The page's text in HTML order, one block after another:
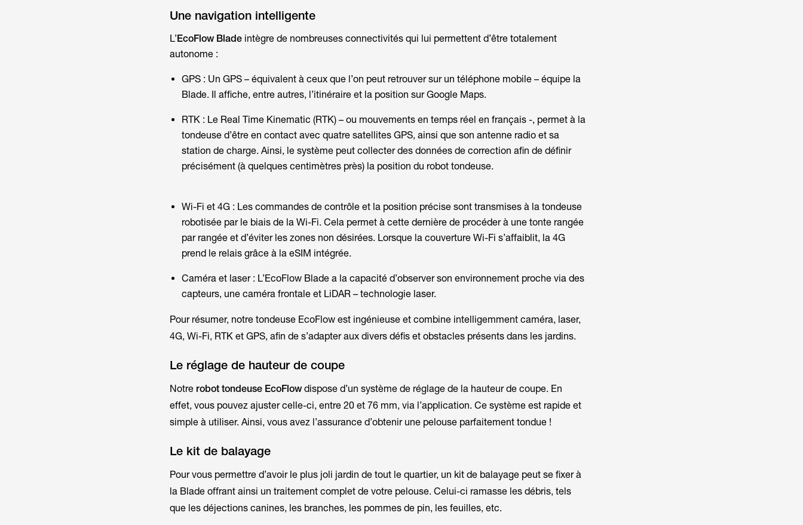
Une navigation intelligente
L’EcoFlow Bladeintègre de nombreuses connectivités qui lui permettent d’être totalement
autonome :
GPS : Un GPS – équivalent à ceux que l’on peut retrouver sur un téléphone mobile – équipe la
Blade. Il affiche, entre autres, l’itinéraire et la position surGoogle Maps.
RTK : Le Real Time Kinematic (RTK) – ou mouvements en temps réel en français -, permet à la
tondeuse d’être en contact avec quatre satellites GPS, ainsi que son antenne radio et sa
station de charge. Ainsi, le système peut collecter des données de correction afin de définir
précisément (à quelques centimètres près) la position du robot tondeuse.
Wi-Fi et 4G : Les commandes de contrôle et la position précise sont transmises à la tondeuse
robotisée par le biais de la Wi-Fi. Cela permet à cette dernière de procéder à une tonte rangée
par rangée et d’éviter les zones non désirées. Lorsque la couverture Wi-Fi s’affaiblit, la 4G
prend le relais grâce à la eSIM intégrée.
Caméra et laser : L’EcoFlow Blade a la capacité d’observer son environnement proche via des
capteurs, une caméra frontale et LiDAR – technologie laser.
Pour résumer, notre tondeuse EcoFlow est ingénieuse et combine intelligemment caméra, laser,
4G, Wi-Fi, RTK et GPS, afin de s’adapter aux divers défis et obstacles présents dans les jardins.
Le réglage de hauteur de coupe
Notre robot tondeuse EcoFlowdispose d’un système de réglage de la hauteur de coupe. En
effet, vous pouvez ajuster celle-ci, entre 20 et 76 mm, via l’application. Ce système est rapide et
simple à utiliser. Ainsi, vous avez l’assurance d’obtenir une pelouse parfaitement tondue !
Le kit de balayage
Pour vous permettre d’avoir le plus joli jardin de tout le quartier, un kit de balayage peut se fixer à
la Blade offrant ainsi un traitement complet de votre pelouse. Celui-ci ramasse les débris, tels
que les déjections canines, les branches, les pommes de pin, les feuilles, etc.